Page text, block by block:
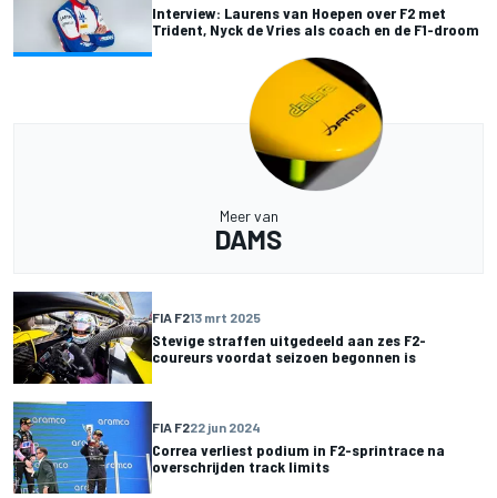
Interview: Laurens van Hoepen over F2 met
Trident, Nyck de Vries als coach en de F1-droom
Meer van
DAMS
FIA F213 mrt 2025
Stevige straffen uitgedeeld aan zes F2-
coureurs voordat seizoen begonnen is
FIA F222 jun 2024
Correa verliest podium in F2-sprintrace na
overschrijden track limits